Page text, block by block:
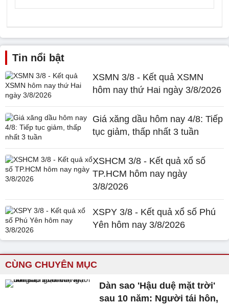
Tin nổi bật
XSMN 3/8 - Kết quả XSMN
hôm nay thứ Hai ngày 3/8/2026
Giá xăng dầu hôm nay 4/8: Tiếp
tục giảm, thấp nhất 3 tuần
XSHCM 3/8 - Kết quả xổ số
TP.HCM hôm nay ngày
3/8/2026
XSPY 3/8 - Kết quả xổ số Phú
Yên hôm nay 3/8/2026
CÙNG CHUYÊN MỤC
Dàn sao 'Hậu duệ mặt trời'
sau 10 năm: Người tái hôn,